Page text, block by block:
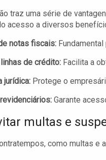
traz uma série de
acesso a diversos
notas fiscais:
de crédito: Facilita a
jurídica: Protege o
Garante
multas e
como multas e